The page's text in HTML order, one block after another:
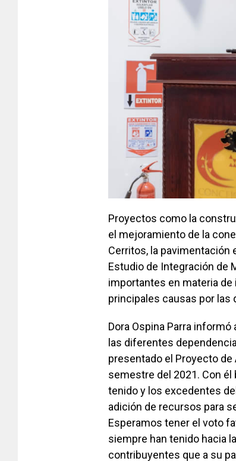
Proyectos como la
el mejoramiento de la
Cerritos, la pavimentación
Estudio de Integración de
importantes en materia de
principales causas por las
Dora Ospina Parra
las diferentes
presentado el Proyecto
semestre del 2021. Con
tenido y los excedentes
adición de recursos para
Esperamos tener el voto
siempre han tenido hacia
contribuyentes que a su